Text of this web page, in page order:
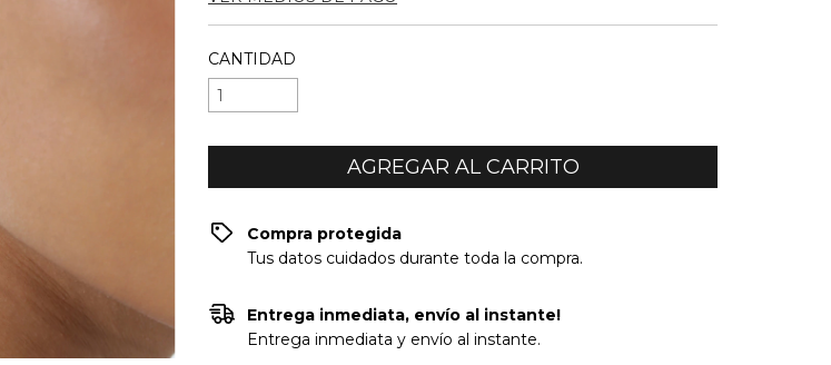
CANTIDAD
Compra protegida
Tus datos cuidados durante toda la compra.
Entrega inmediata, envío al instante!
Entrega inmediata y envío al instante.